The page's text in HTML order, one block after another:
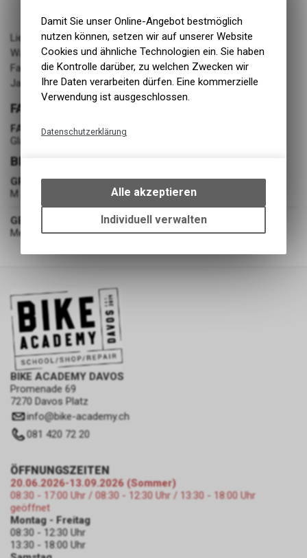
Lieferant: ARCS Agency
Warengruppe: Bekleidung
Farbe: Glacier / Black
Jahrgang: FW24/25
FARBE
FARBE
Glacier / Black
BEKLEIDUNG
GRÖSSE
M
GESCHLECHT
Mens
BIKE ACADEMY DAVOS
Promenade 69
7270 Davos Platz
info@bike-academy.ch
081 420 72 20
ÖFFNUNGSZEITEN
20.06.2026-13.09.2026 (Sommer)
08:30 - 17:00 Uhr / 08:30 - 12:30 Uhr / 13:30 - 18:00 Uhr
geöffnet
Montag - Freitag
08:30 - 12:30 Uhr
13:30 - 18:00 Uhr
Damit Sie unser Online-Angebot bestmöglich
nutzen können, setzen wir auf unserer Website
Cookies und ähnliche Technologien ein. Sie haben
die Kontrolle darüber, zu welchen Zwecken wir
Ihre Daten verarbeiten dürfen. Eine kommerzielle
Verwendung ist ausgeschlossen.
Datenschutzerklärung
bestimmte Interaktionen und
Einstellungen auf Ihrem Gerät,
um die grundlegenden
Funktionen unseres Online-
dass die gespeicherten Daten
keinerlei Rückschlüsse auf Ihre
persönlichen Informationen
zulassen.
Alle akzeptieren
Individuell verwalten